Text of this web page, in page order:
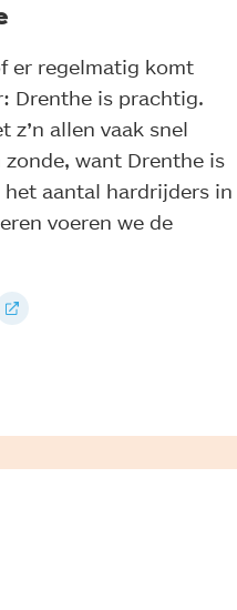
er regelmatig komt
Drenthe is prachtig.
z’n allen vaak snel
want Drenthe is
aantal hardrijders in
voeren we de